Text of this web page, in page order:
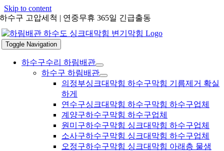
Skip to content
하수구 고압세척 | 연중무휴 365일 긴급출동
Toggle Navigation
하수구수리 하림배관
하수구 하림배관
의정부싱크대막힘 하수구막힘 기름제거 확실
하게
연수구싱크대막힘 하수구막힘 하수구업체
계양구하수구막힘 하수구업체
원미구하수구막힘 싱크대막힘 하수구업체
소사구하수구막힘 싱크대막힘 하수구업체
오정구하수구막힘 싱크대막힘 아래층 물샘